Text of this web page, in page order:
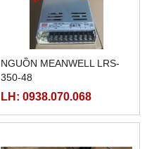
NGUỒN MEANWELL LRS-
350-48
LH: 0938.070.068